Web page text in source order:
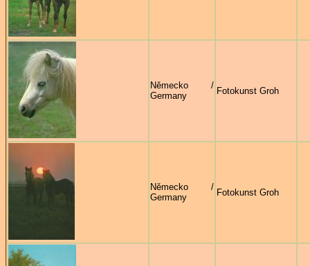
Německo /
Germany
Fotokunst Groh
Německo /
Germany
Fotokunst Groh